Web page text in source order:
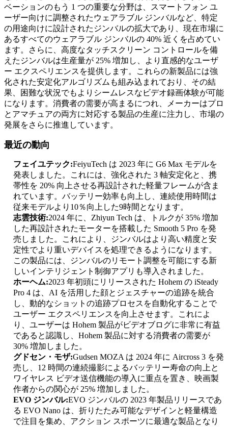
ベーションのもう 1 つの重要な分野は、スマートフォン ユ
ーザー向けに調整されたウェアラブル ジンバルなど、特定
の用途向けに設計されたジンバルの拡大であり、現在市場に
あるすべてのウェアラブル ジンバルの 40% 近くを占めてい
ます。さらに、高度なタッチスクリーン コントロールを備
えたジンバルは生産量が 25% 増加し、より直感的なユーザ
ー エクスペリエンスを提供します。これらの新製品には強
化された安定化アルゴリズムも組み込まれており、その結
果、困難な状況でもよりシームレスなビデオ録画体験が可能
になります。消費者の需要が高まるにつれ、メーカーはプロ
とアマチュアの両方に対応する製品の生産に注力し、市場の
発展をさらに推進しています。
最近の動向
フェイユテック:FeiyuTech は 2023 年に G6 Max モデルを
発表しました。これには、強化された 3 軸安定化と、携
帯性を 20% 向上させる再設計された軽量フレームが含ま
れています。バッテリー効率も向上し、連続使用時間は
従来モデルより10％向上した9時間となります。
志雲技術:2024 年に、Zhiyun Tech は、トルクが 35% 増加
した再設計されたモーターを搭載した Smooth 5 Pro を発
売しました。これにより、ジンバルはより高い精度と安
定性でより重いデバイスを処理できるようになります。
この製品には、ジンバルのリモート調整を可能にする新
しいインテリジェント制御アプリも導入されました。
ホーヘム:2023 年初頭にリリースされた Hohem の iSteady
Pro 4 は、AI を活用した顔とジェスチャーの追跡を統合
し、動的なショットの追跡プロセスを自動化することで
ユーザー エクスペリエンスを向上させます。これによ
り、ユーザーは Hohem 製品がビデオブログに非常に有益
であると認識し、Hohem 製品に対する消費者の需要が
30% 増加しました。
グドセン・モザ:Gudsen MOZA は 2024 年に Aircross 3 を発
売し、12 時間の連続撮影によるバッテリー寿命の向上と
ワイヤレス ビデオ送信機能の導入に重点を置き、映画製
作者からの関心が 25% 増加しました。
EVO ジンバル:EVO ジンバルの 2023 年製品リリースであ
る EVO Nano は、折りたたみ可能なデザインと軽量構造
で注目を集め、アクション スポーツに最適な製品となり